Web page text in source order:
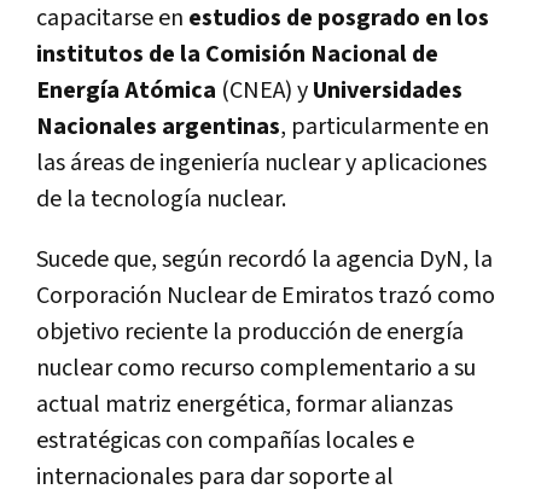
capacitarse en estudios de posgrado en los
institutos de la Comisión Nacional de
Energía Atómica (CNEA) yUniversidades
Nacionales argentinas, particularmente en
las áreas de ingeniería nuclear y aplicaciones
de la tecnología nuclear.
Sucede que, según recordó la agencia DyN, la
Corporación Nuclear de Emiratos trazó como
objetivo reciente la producción de energía
nuclear como recurso complementario a su
actual matriz energética, formar alianzas
estratégicas con compañías locales e
internacionales para dar soporte al